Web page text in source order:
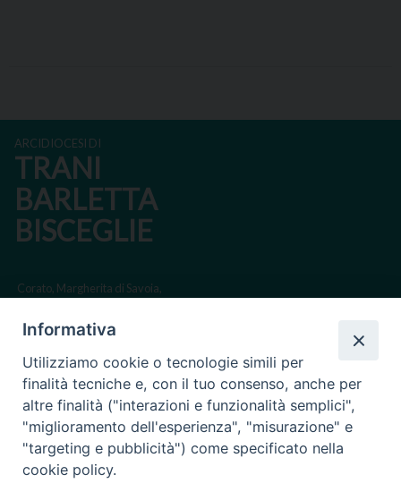
ARCIDIOCESI DI
TRANI
BARLETTA
BISCEGLIE
Corato, Margherita di Savoia,
Regione ecclesiastica Puglia
Via Beltrani, 9
76125 Trani BT
Centralino Tel. 0883 494211
Informativa
Utilizziamo cookie o tecnologie simili per
finalità tecniche e, con il tuo consenso, anche per
altre finalità ("interazioni e funzionalità semplici",
"miglioramento dell'esperienza", "misurazione" e
"targeting e pubblicità") come specificato nella
cookie policy.